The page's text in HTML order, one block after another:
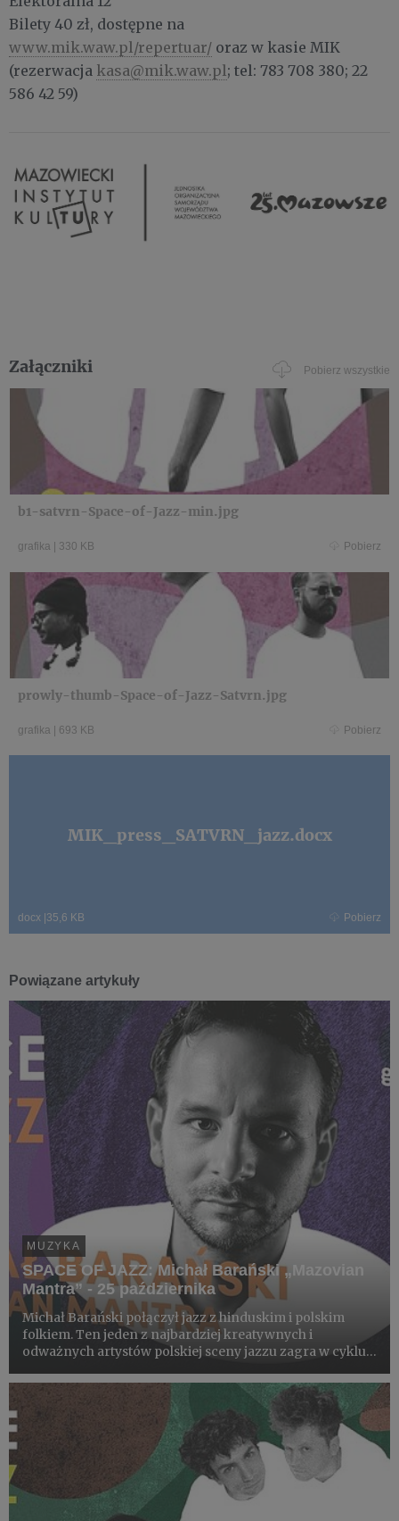
Bilety 40 zł, dostępne na
www.mik.waw.pl/repertuar/ oraz w kasie MIK
(rezerwacja kasa@mik.waw.pl; tel: 783 708 380; 22
586 42 59)
Załączniki Pobierz wszystkie
b1-satvrn-Space-of-Jazz-min.jpg
grafika 330 KB Pobierz
prowly-thumb-Space-of-Jazz-Satvrn.jpg
grafika 693 KB Pobierz
MIK_press_SATVRN_jazz.docx
docx 35,6 KB Pobierz
Powiązane artykuły
MUZYKA
SPACE OF JAZZ: Michał Barański „Mazovian
Mantra” - 25 października
Michał Barański połączył jazz z hinduskim i polskim
folkiem. Ten jeden z najbardziej kreatywnych i
odważnych artystów polskiej sceny jazzu zagra w cyklu